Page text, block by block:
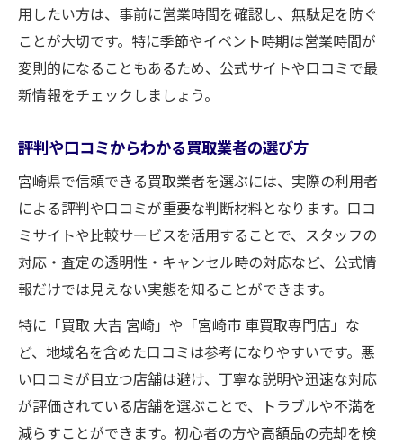
用したい方は、事前に営業時間を確認し、無駄足を防ぐ
ことが大切です。特に季節やイベント時期は営業時間が
変則的になることもあるため、公式サイトや口コミで最
新情報をチェックしましょう。
評判や口コミからわかる買取業者の選び方
宮崎県で信頼できる買取業者を選ぶには、実際の利用者
による評判や口コミが重要な判断材料となります。口コ
ミサイトや比較サービスを活用することで、スタッフの
対応・査定の透明性・キャンセル時の対応など、公式情
報だけでは見えない実態を知ることができます。
特に「買取 大吉 宮崎」や「宮崎市 車買取専門店」な
ど、地域名を含めた口コミは参考になりやすいです。悪
い口コミが目立つ店舗は避け、丁寧な説明や迅速な対応
が評価されている店舗を選ぶことで、トラブルや不満を
減らすことができます。初心者の方や高額品の売却を検